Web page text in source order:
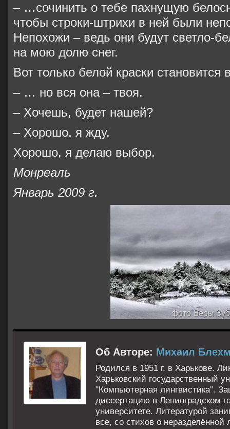
– …сочинить о тебе пахнущую
чтобы строки-штрихи в ней были
Непохожи – ведь они будут светло-
на мою долю снег.
Вот только белой краски
– … но вся она – твоя.
– Хочешь, будет нашей?
– Хорошо, я жду.
Хорошо, я делаю выбор.
Монреаль
Январь 2009 г.
Об Авторе: Михаил
Родился в 1951 г. в Харькове.
Харьковский государственный
"Компьютерная лингвистика".
диссертацию в Ленинградском
университете. Литературой
все, со стихов о